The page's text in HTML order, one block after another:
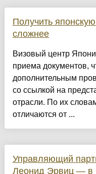
Получить
сложнее
Визовый центр
приема документов,
дополнительным
со ссылкой на
отрасли. По их
отличаются от ...
Управляющий
Леонид Эрвиц — в